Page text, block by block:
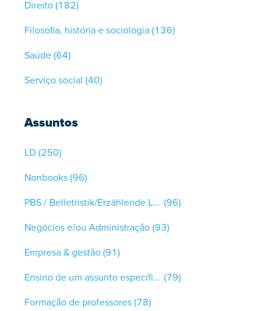
Direito(182)
Filosofia, história e sociologia(136)
Saúde(64)
Serviço social (40)
Assuntos
LD(250)
Nonbooks(96)
PBS / Belletristik/Erzählende Literatur (96)
Negócios e/ou Administração(93)
Empresa & gestão(91)
Ensino de um assunto específico (79)
Formação de professores(78)